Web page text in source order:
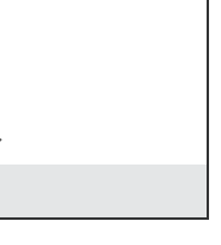
お問合せください。